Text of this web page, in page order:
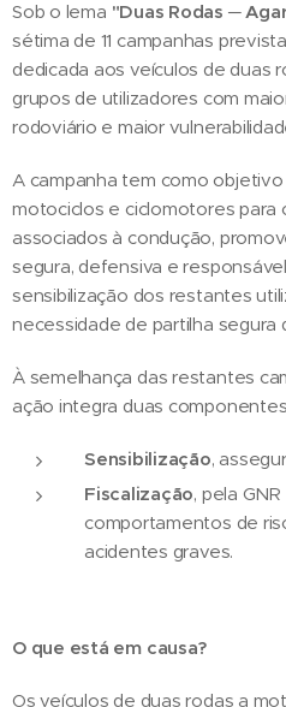
Sob o lema "Duas Rodas ─
sétima de 11 campanhas
dedicada aos veículos de duas
grupos de utilizadores com
rodoviário e maior
A campanha tem como
motociclos e ciclomotores
associados à condução,
segura, defensiva e
sensibilização dos restantes
necessidade de partilha segura
À semelhança das restantes
ação integra duas
Sensibilização,
Fiscalização, pela
comportamentos de
acidentes graves.
O que está em causa?
Os veículos de duas rodas a